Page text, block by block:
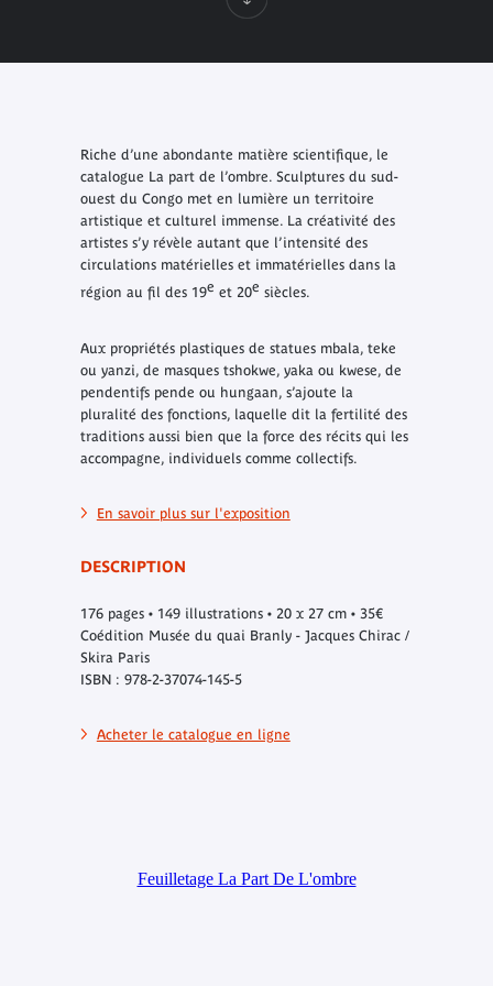
Riche d’une abondante matière scientifique, le
catalogue La part de l’ombre. Sculptures du sud-
ouest du Congomet en lumière un territoire
artistique et culturel immense. La créativité des
artistes s’y révèle autant que l’intensité des
circulations matérielles et immatérielles dans la
région au fil des 19e et 20e siècles.
Aux propriétés plastiques de statues mbala, teke
ou yanzi, de masques tshokwe, yaka ou kwese, de
pendentifs pende ou hungaan, s’ajoute la
pluralité des fonctions, laquelle dit la fertilité des
traditions aussi bien que la force des récits qui les
accompagne, individuels comme collectifs.
En savoir plus sur l'exposition
DESCRIPTION
176 pages • 149 illustrations • 20 x 27 cm • 35€
Coédition Musée du quai Branly - Jacques Chirac /
Skira Paris
ISBN : 978-2-37074-145-5
Acheter le catalogue en ligne
Feuilletage La Part De L'ombre